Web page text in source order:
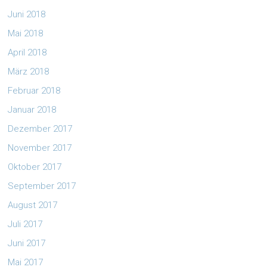
Juni 2018
Mai 2018
April 2018
März 2018
Februar 2018
Januar 2018
Dezember 2017
November 2017
Oktober 2017
September 2017
August 2017
Juli 2017
Juni 2017
Mai 2017